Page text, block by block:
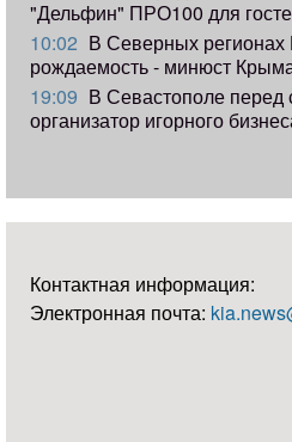
"Дельфин" ПРО100 для
10:02 В Северных
рождаемость - минюст
19:09 В Севастополе перед
организатор игорного
Контактная информация:
Электронная почта: